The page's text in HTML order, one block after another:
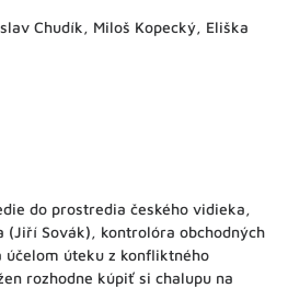
Chudík, Miloš Kopecký, Eliška
do prostredia českého vidieka,
(Jiří Sovák), kontrolóra obchodných
účelom úteku z konfliktného
rozhodne kúpiť si chalupu na